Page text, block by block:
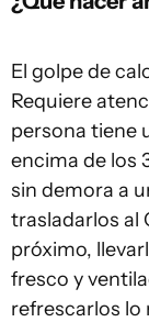
El golpe de
Requiere
persona tiene
encima de los
sin demora a
trasladarlos al
próximo,
fresco y
refrescarlos lo